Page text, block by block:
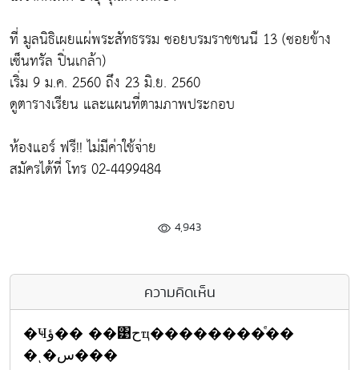
ที่ มูลนิธิเผยแผ่พระสัทธรรม ซอยบรมราชชนนี 13 (ซอยข้าง
เซ็นทรัล ปิ่นเกล้า)
เริ่ม 9 ม.ค. 2560 ถึง 23 มิ.ย. 2560
ดูตารางเรียน และแผนที่ตามภาพประกอบ
ห้องแอร์ ฟรี!! ไม่มีค่าใช้จ่าย
สมัครได้ที่ โทร 02-4499484
4,943
ความคิดเห็น
�Ҹؤ�� ��͹حҵ��������ͤ��
�ͺ�س���